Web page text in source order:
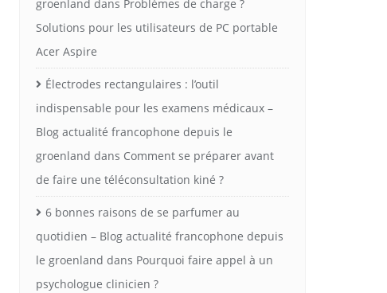
groenland dans Problèmes de charge ?
Solutions pour les utilisateurs de PC portable
Acer Aspire
Électrodes rectangulaires : l’outil
indispensable pour les examens médicaux –
Blog actualité francophone depuis le
groenland dans Comment se préparer avant
de faire une téléconsultation kiné ?
6 bonnes raisons de se parfumer au
quotidien – Blog actualité francophone depuis
le groenland dans Pourquoi faire appel à un
psychologue clinicien ?